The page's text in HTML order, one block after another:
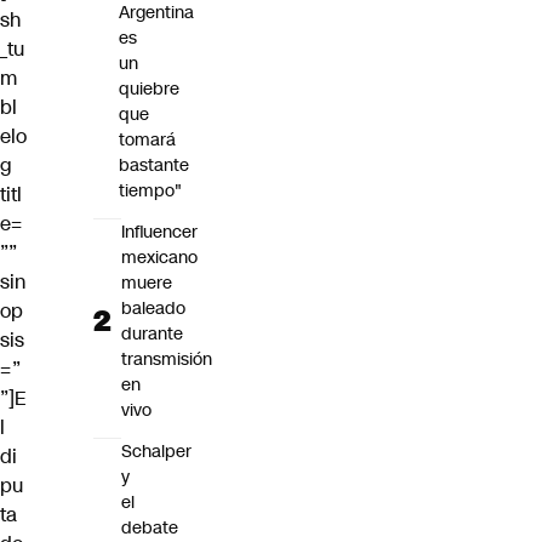
sh
_tu
m
bl
elo
g
titl
e=
””
sin
op
sis
=”
”]E
l
di
pu
ta
Argentina
es
un
quiebre
que
tomará
bastante
tiempo"
Influencer
mexicano
muere
baleado
durante
transmisión
en
vivo
Schalper
y
el
debate